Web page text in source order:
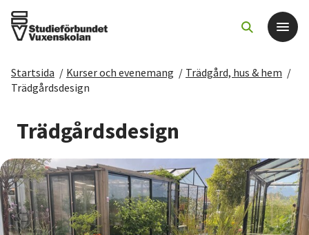
Det här gör vi
För dig som
Sök kurser och evenemang
Om SV
Startsida / Kurser och evenemang / Trädgård, hus & hem /
Trädgårdsdesign
Trädgårdsdesign